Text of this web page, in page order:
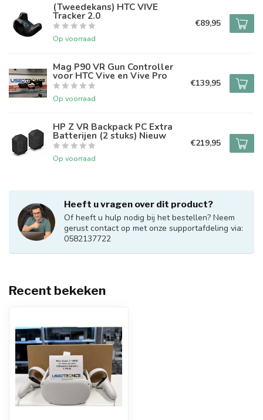
(Tweedekans) HTC VIVE
Tracker 2.0
Op voorraad
€89,95
Mag P90 VR Gun Controller
voor HTC Vive en Vive Pro
Op voorraad
€139,95
HP Z VR Backpack PC Extra
Batterijen (2 stuks) Nieuw
Op voorraad
€219,95
Heeft u vragen over dit product?
Of heeft u hulp nodig bij het bestellen? Neem
gerust contact op met onze supportafdeling via:
0582137722
Recent bekeken